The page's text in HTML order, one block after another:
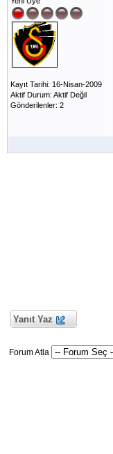
Kayıt Tarihi: 16-Nisan-2009
Aktif Durum: Aktif Değil
Gönderilenler: 2
Yanıt Yaz
Forum Atla